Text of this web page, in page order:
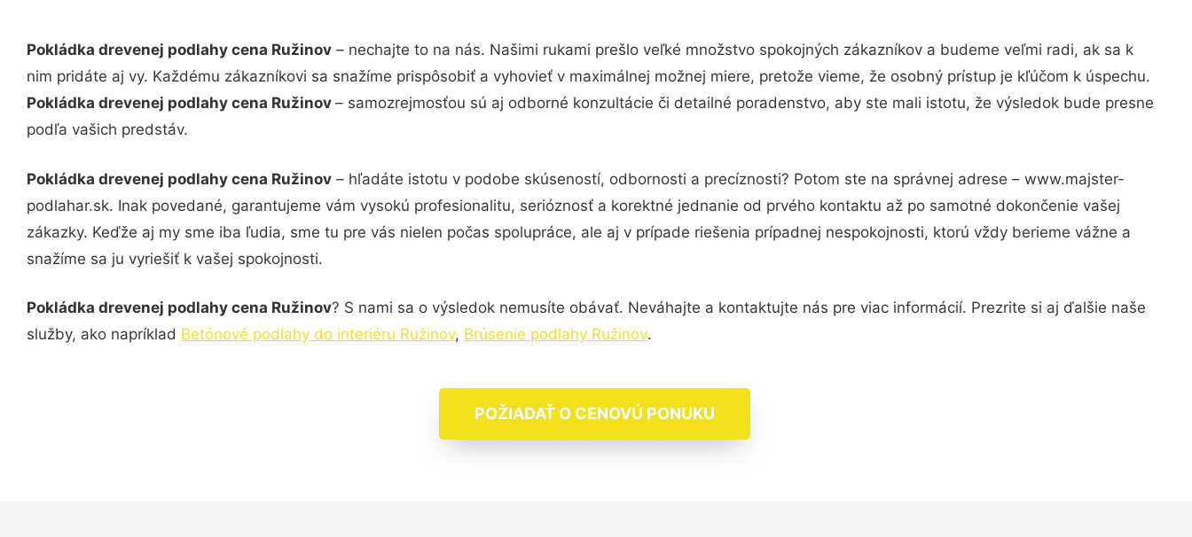
Pokládka drevenej podlahy cena Ružinov – nechajte to na nás. Našimi rukami prešlo veľké množstvo spokojných zákazníkov a budeme veľmi radi, ak sa k
nim pridáte aj vy. Každému zákazníkovi sa snažíme prispôsobiť a vyhovieť v maximálnej možnej miere, pretože vieme, že osobný prístup je kľúčom k úspechu.
Pokládka drevenej podlahy cena Ružinov – samozrejmosťou sú aj odborné konzultácie či detailné poradenstvo, aby ste mali istotu, že výsledok bude presne
podľa vašich predstáv.
Pokládka drevenej podlahy cena Ružinov – hľadáte istotu v podobe skúseností, odbornosti a precíznosti? Potom ste na správnej adrese – www.majster-
podlahar.sk. Inak povedané, garantujeme vám vysokú profesionalitu, serióznosť a korektné jednanie od prvého kontaktu až po samotné dokončenie vašej
zákazky. Keďže aj my sme iba ľudia, sme tu pre vás nielen počas spolupráce, ale aj v prípade riešenia prípadnej nespokojnosti, ktorú vždy berieme vážne a
snažíme sa ju vyriešiť k vašej spokojnosti.
Pokládka drevenej podlahy cena Ružinov? S nami sa o výsledok nemusíte obávať. Neváhajte a kontaktujte nás pre viac informácií. Prezrite si aj ďalšie naše
služby, ako napríklad Betónové podlahy do interiéru Ružinov, Brúsenie podlahy Ružinov.
POŽIADAŤ O CENOVÚ PONUKU